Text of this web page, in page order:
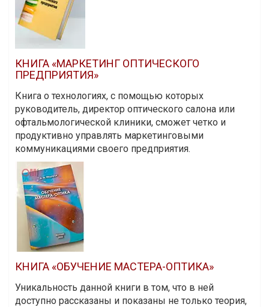
КНИГА «МАРКЕТИНГ ОПТИЧЕСКОГО
ПРЕДПРИЯТИЯ»
Книга о технологиях, с помощью которых
руководитель, директор оптического салона или
офтальмологической клиники, сможет четко и
продуктивно управлять маркетинговыми
коммуникациями своего предприятия.
КНИГА «ОБУЧЕНИЕ МАСТЕРА-ОПТИКА»
Уникальность данной книги в том, что в ней
доступно рассказаны и показаны не только теория,